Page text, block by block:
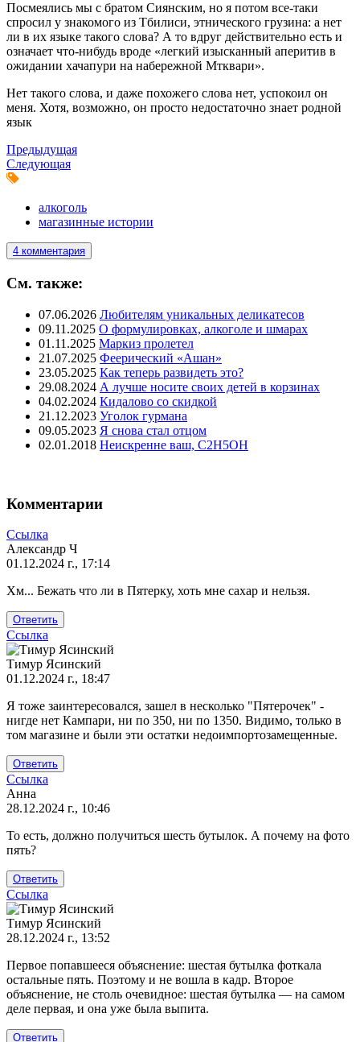
Посмеялись мы с братом Сиянским, но я потом все-таки
спросил у знакомого из Тбилиси, этнического грузина: а нет
ли в их языке такого слова? А то вдруг действительно есть и
означает что-нибудь вроде «легкий изысканный аперитив в
ожидании хачапури на набережной Мтквари».
Нет такого слова, и даже похожего слова нет, успокоил он
меня. Хотя, возможно, он просто недостаточно знает родной
язык
Предыдущая
Следующая
алкоголь
магазинные истории
4 комментария
См. также:
07.06.2026 Любителям уникальных деликатесов
09.11.2025 О формулировках, алкоголе и шмарах
01.11.2025 Маркиз пролетел
21.07.2025 Феерический «Ашан»
23.05.2025 Как теперь развидеть это?
29.08.2024 А лучше носите своих детей в корзинах
04.02.2024 Кидалово со скидкой
21.12.2023 Уголок гурмана
09.05.2023 Я снова стал отцом
02.01.2018 Неискренне ваш, C2H5OH
Комментарии
Ссылка
Александр Ч
01.12.2024 г., 17:14
Хм... Бежать что ли в Пятерку, хоть мне сахар и нельзя.
Ответить
Ссылка
Тимур Ясинский
01.12.2024 г., 18:47
Ответ
на
Хм...
что
ли
в…
от
Ч
Я тоже заинтересовался, зашел в несколько "Пятерочек" -
нигде нет Кампари, ни по 350, ни по 1350. Видимо, только в
том магазине и были эти остатки недоимпортозамещенные.
Ответить
Ссылка
Анна
28.12.2024 г., 10:46
То есть, должно получиться шесть бутылок. А почему на фото
пять?
Ответить
Ссылка
Тимур Ясинский
28.12.2024 г., 13:52
Ответ
на
То
есть,
получиться…
Первое попавшееся объяснение: шестая бутылка фоткала
остальные пять. Поэтому и не вошла в кадр. Второе
объяснение, не столь очевидное: шестая бутылка — на самом
деле первая, и она уже была выпита.
Ответить